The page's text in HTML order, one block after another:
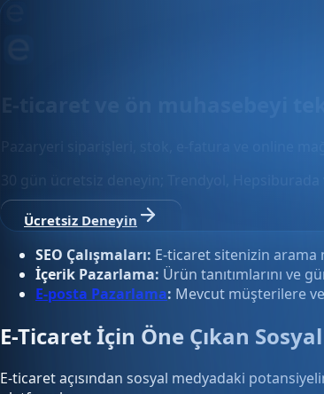
Ücretsiz Deneyin
SEO Çalışmaları: E-ticaret sitenizin arama
İçerik Pazarlama: Ürün tanıtımlarını ve
E-posta Pazarlama: Mevcut müşterilere
E-Ticaret İçin Öne Çıkan
E-ticaret açısından sosyal medyadaki